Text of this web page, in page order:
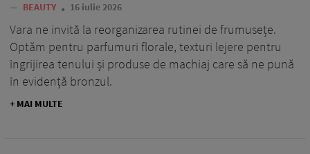
— BEAUTY 16 iulie 2026
Vara ne invită la reorganizarea rutinei de frumusețe.
Optăm pentru parfumuri florale, texturi lejere pentru
îngrijirea tenului și produse de machiaj care să ne pună
în evidență bronzul.
+ MAI MULTE